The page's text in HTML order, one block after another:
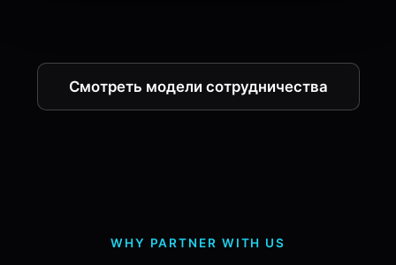
Смотреть модели сотрудничества
WHY PARTNER WITH US